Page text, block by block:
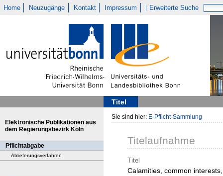
Home Neuzugänge Kontakt Impressum Erweiterte Suche
Titel
Elektronische Publikationen aus
dem Regierungsbezirk Köln
Pflichtabgabe
Ablieferungsverfahren
Sie sind hier: E-Pflicht-Sammlung
Titelaufnahme
Titel
Calamities, common interests,